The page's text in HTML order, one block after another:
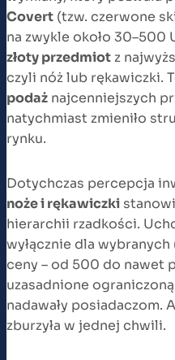
Covert (tzw. czerwone
na zwykle około 30–500
złoty przedmiot z
czyli nóż lub rękawiczki.
podaż najcenniejszych
natychmiast zmieniło
rynku.
Dotychczas percepcja
noże i rękawiczki
hierarchii rzadkości.
wyłącznie dla
ceny – od 500 do nawet
uzasadnione
nadawały posiadaczom.
zburzyła w jednej chwili.